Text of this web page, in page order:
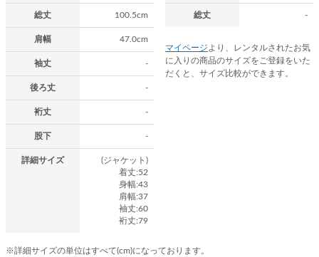
総丈 100.5cm
肩幅 47.0cm
袖丈 -
後ろ丈 -
裄丈 -
股下 -
詳細サイズ
(ジャケット)
着丈:52
身幅:43
肩幅:37
袖丈:60
裄丈:79
総丈 -
マイページ より、レンタルされたお気
に入りの商品のサイズをご登録をいた
だくと、サイズ比較ができます。
※詳細サイズの単位はすべて(cm)になっております。